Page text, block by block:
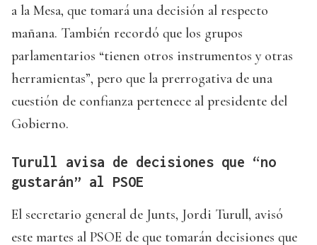
a la Mesa, que tomará una decisión al respecto
mañana. También recordó que los grupos
parlamentarios “tienen otros instrumentos y otras
herramientas”, pero que la prerrogativa de una
cuestión de confianza pertenece al presidente del
Gobierno.
Turull avisa de decisiones que “no
gustarán” al PSOE
El secretario general de Junts, Jordi Turull, avisó
este martes al PSOE de que tomarán decisiones que